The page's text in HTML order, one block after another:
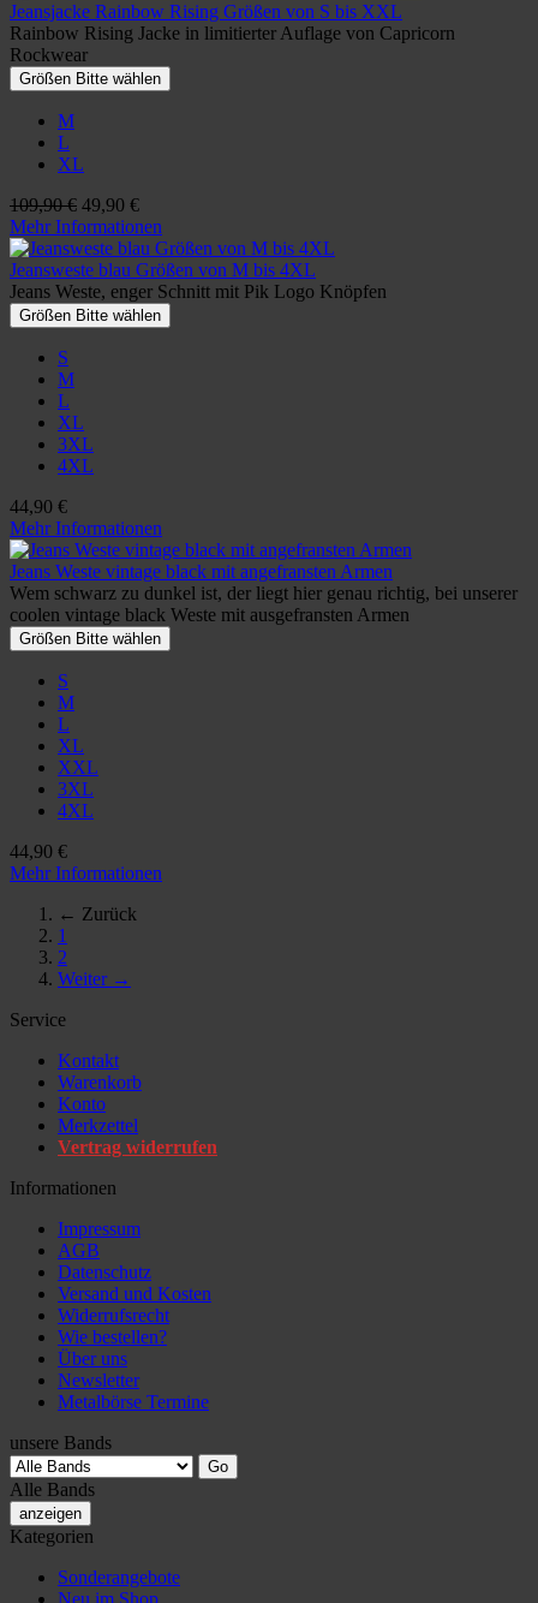
Jeansjacke Rainbow Rising Größen von S bis XXL
Rainbow Rising Jacke in limitierter Auflage von Capricorn
Rockwear
Größen Bitte wählen
M
L
XL
109,90 € 49,90 €
Mehr Informationen
Jeansweste blau Größen von M bis 4XL
Jeans Weste, enger Schnitt mit Pik Logo Knöpfen
Größen Bitte wählen
S
M
L
XL
3XL
4XL
44,90 €
Mehr Informationen
Jeans Weste vintage black mit angefransten Armen
Wem schwarz zu dunkel ist, der liegt hier genau richtig, bei unserer
coolen vintage black Weste mit ausgefransten Armen
Größen Bitte wählen
S
M
L
XL
XXL
3XL
4XL
44,90 €
Mehr Informationen
← Zurück
1
2
Weiter →
Service
Kontakt
Warenkorb
Konto
Merkzettel
Vertrag widerrufen
Informationen
Impressum
AGB
Datenschutz
Versand und Kosten
Widerrufsrecht
Wie bestellen?
Über uns
Newsletter
Metalbörse Termine
unsere Bands
Alle Bands
anzeigen
Kategorien
Sonderangebote